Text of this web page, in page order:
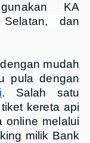
KA
dan
mudah
pula dengan
. Salah satu
kereta api
online melalui
milik Bank